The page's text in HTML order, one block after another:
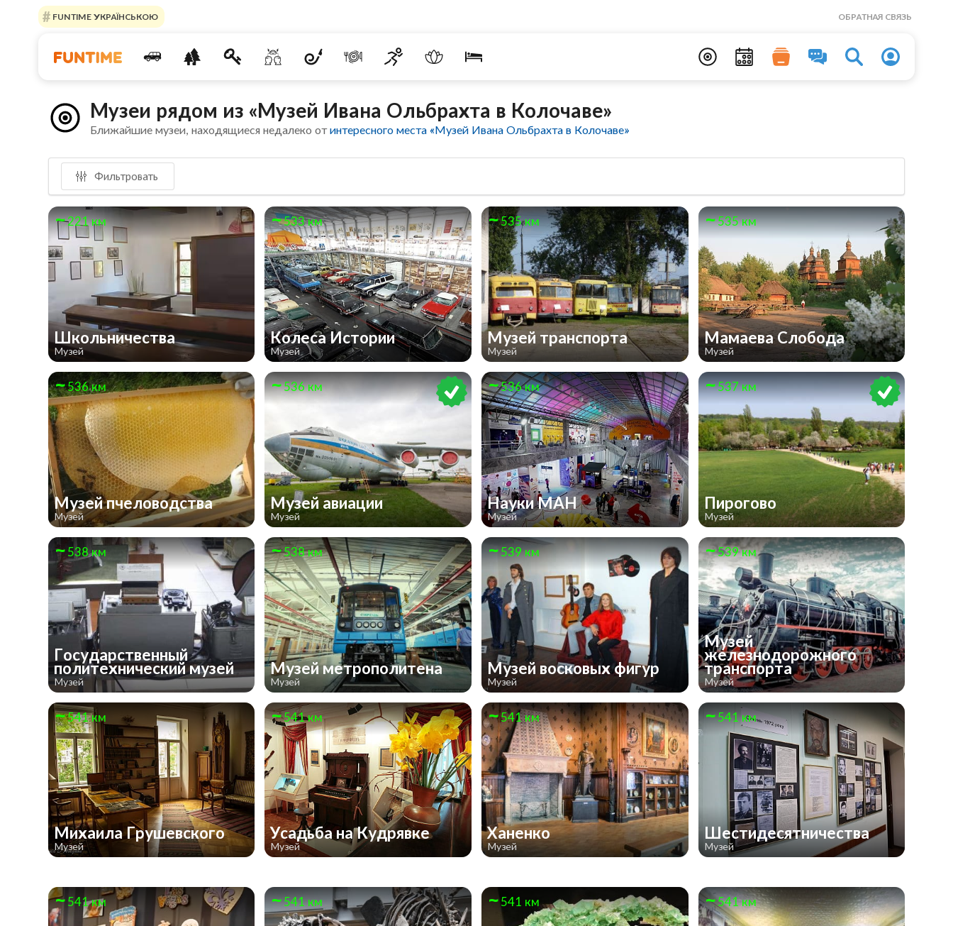
FUNTIME УКРАЇНСЬКОЮ ОБРАТНАЯ СВЯЗЬ
Музеи рядом из «Музей Ивана Ольбрахта в Колочаве»
Ближайшие музеи, находящиеся недалеко отинтересного места «Музей Ивана Ольбрахта в Колочаве»
Фильтровать
221 км
Школьничества
Музей
533 км
Колеса Истории
Музей
535 км
Музей транспорта
Музей
535 км
Мамаева Слобода
Музей
536 км
Музей пчеловодства
Музей
536 км
Музей авиации
Музей
536 км
Науки МАН
Музей
537 км
Пирогово
Музей
538 км
Государственный
политехнический музей
Музей
538 км
Музей метрополитена
Музей
539 км
Музей восковых фигур
Музей
539 км
Музей
железнодорожного
транспорта
Музей
541 км
Михаила Грушевского
Музей
541 км
Усадьба на Кудрявке
Музей
541 км
Ханенко
Музей
541 км
Шестидесятничества
Музей
541 км 541 км 541 км 541 км